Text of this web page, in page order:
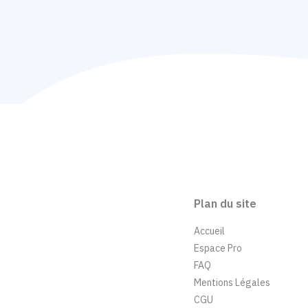
Plan du site
Accueil
Espace Pro
FAQ
Mentions Légales
CGU